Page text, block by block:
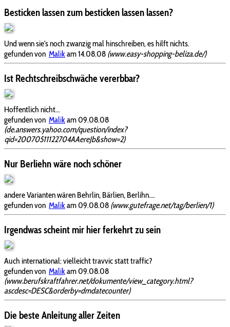
Besticken lassen zum besticken lassen lassen?
Und wenn sie's noch zwanzig mal hinschreiben, es hilft nichts.
gefunden von Malikam 14.08.08 (www.easy-shopping-beliza.de/)
Ist Rechtschreibschwäche vererbbar?
Hoffentlich nicht...
gefunden von Malikam 09.08.08
(de.answers.yahoo.com/question/index?
qid=20070511122704AAereJb&show=2)
Nur Berliehn wäre noch schöner
andere Varianten wären Behrlin, Bärlien, Berlihn....
gefunden von Malikam 09.08.08 (www.gutefrage.net/tag/berlien/1)
Irgendwas scheint mir hier ferkehrt zu sein
Auch international: vielleicht travvic statt traffic?
gefunden von Malikam 09.08.08
(www.berufskraftfahrer.net/dokumente/view_category.html?
ascdesc=DESC&orderby=dmdatecounter)
Die beste Anleitung aller Zeiten